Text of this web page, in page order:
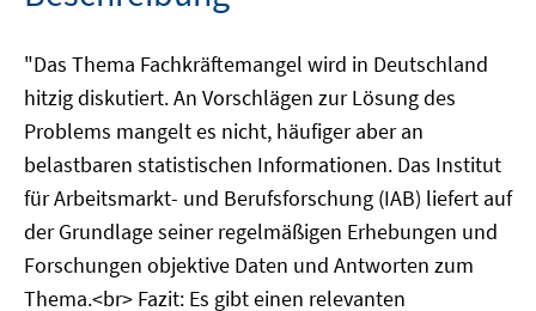
"Das Thema Fachkräftemangel wird in Deutschland
hitzig diskutiert. An Vorschlägen zur Lösung des
Problems mangelt es nicht, häufiger aber an
belastbaren statistischen Informationen. Das Institut
für Arbeitsmarkt- und Berufsforschung (IAB) liefert auf
der Grundlage seiner regelmäßigen Erhebungen und
Forschungen objektive Daten und Antworten zum
Thema.<br> Fazit: Es gibt einen relevanten